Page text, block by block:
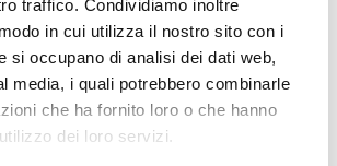
traffico. Condividiamo inoltre
in cui utilizza il nostro sito con i
si occupano di analisi dei dati web,
media, i quali potrebbero combinarle
che ha fornito loro o che hanno
dei loro servizi.